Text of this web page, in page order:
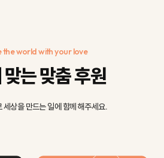
the world with your love
는 맞춤 후원
세상을 만드는 일에 함께 해주세요.